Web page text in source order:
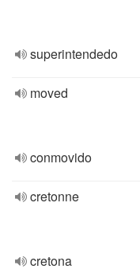
superintendedo
moved
conmovido
cretonne
cretona